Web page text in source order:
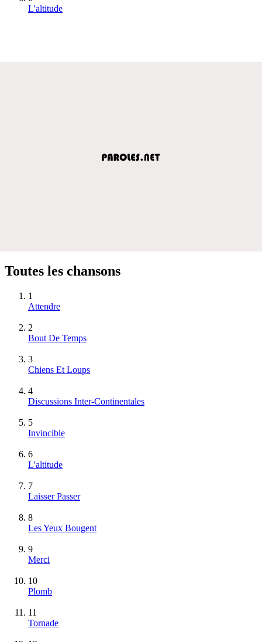
L'altitude
Toutes les chansons
1
Attendre
2
Bout De Temps
3
Chiens Et Loups
4
Discussions Inter-Continentales
5
Invincible
6
L'altitude
7
Laisser Passer
8
Les Yeux Bougent
9
Merci
10
Plomb
11
Tornade